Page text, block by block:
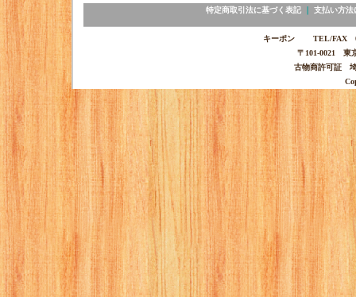
特定商取引法に基づく表記｜ 支払い方法
キーポン TEL/FAX
〒101-0021 東
古物商許可証